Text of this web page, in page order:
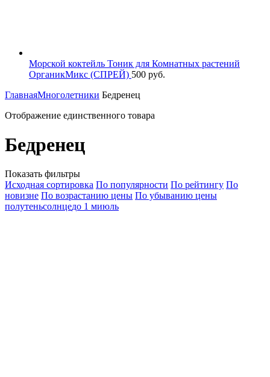
Морской коктейль Тоник для Комнатных растений
ОрганикМикс (СПРЕЙ) 500 руб.
ГлавнаяМноголетники Бедренец
Отображение единственного товара
Бедренец
Показать фильтры
Исходная сортировка По популярности По рейтингу По
новизне По возрастанию цены По убыванию цены
полутеньсолнцедо 1 миюль